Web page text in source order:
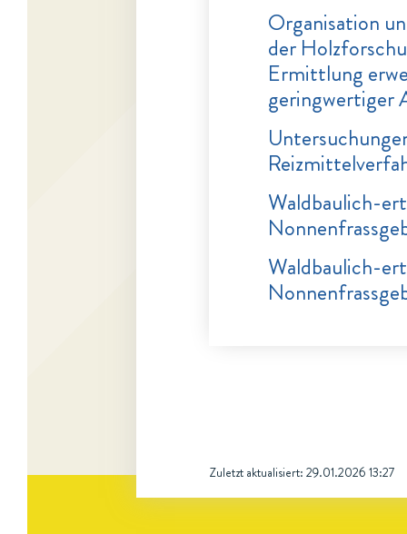
Organisation
der
Ermittlung
geringwertiger
Waldbaulich-
Waldbaulich-
Zuletzt aktualisiert: 29.01.2026 13:27